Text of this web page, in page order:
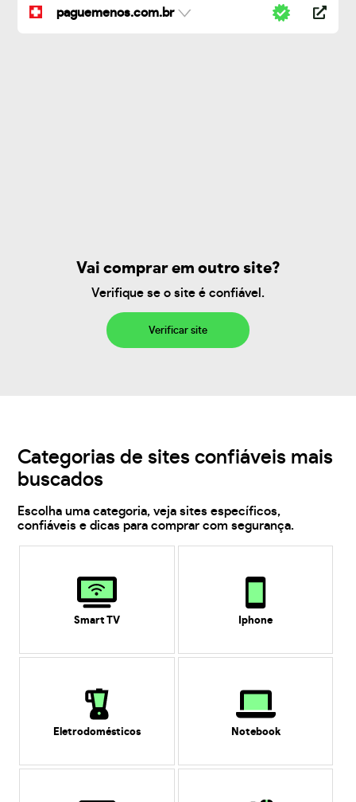
paguemenos.com.br
Vai comprar em outro site?
Verifique se o site é confiável.
Verificar site
Categorias de sites confiáveis mais
buscados
Escolha uma categoria, veja sites específicos,
confiáveis e dicas para comprar com segurança.
Smart TV Iphone
Eletrodomésticos Notebook